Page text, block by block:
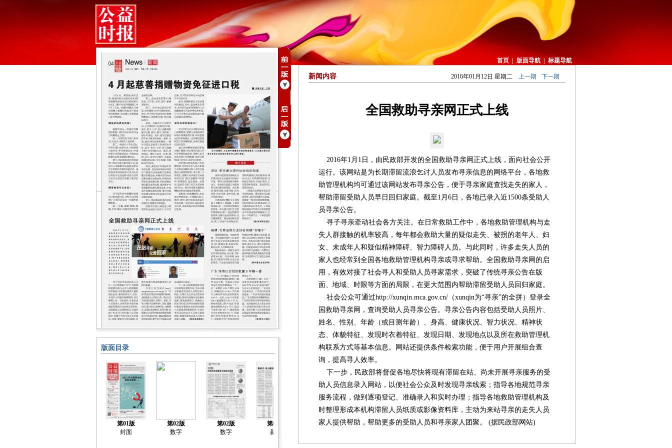
首页 版面导航 标题导航
版面目录
第01版
封面
第02版
数字
第02版
数字
第03版
新闻
第03版
第04版
第04版
第05版
第06版
新闻内容 2016年01月12日 星期二 上一期 下一期
全国救助寻亲网正式上线
2016年1月1日，由民政部开发的全国救助寻亲网正式上线，面向社会公开
运行。该网站是为长期滞留流浪乞讨人员发布寻亲信息的网络平台，各地救
助管理机构均可通过该网站发布寻亲公告，便于寻亲家庭查找走失的家人，
帮助滞留受助人员早日回归家庭。截至1月6日，各地已录入近1500条受助人
员寻亲公告。
寻子寻亲牵动社会各方关注。在日常救助工作中，各地救助管理机构与走
失人群接触的机率较高，每年都会救助大量的疑似走失、被拐的老年人、妇
女、未成年人和疑似精神障碍、智力障碍人员。与此同时，许多走失人员的
家人也经常到全国各地救助管理机构寻亲或寻求帮助。全国救助寻亲网的启
用，有效对接了社会寻人和受助人员寻家需求，突破了传统寻亲公告在版
面、地域、时限等方面的局限，在更大范围内帮助滞留受助人员回归家庭。
社会公众可通过http://xunqin.mca.gov.cn/（xunqin为“寻亲”的全拼）登录全
国救助寻亲网，查询受助人员寻亲公告。寻亲公告内容包括受助人员照片、
姓名、性别、年龄（或目测年龄）、身高、健康状况、智力状况、精神状
态、体貌特征、发现时衣着特征、发现日期、发现地点以及所在救助管理机
构联系方式等基本信息。网站还提供条件检索功能，便于用户开展组合查
询，提高寻人效率。
下一步，民政部将督促各地尽快将现有滞留在站、尚未开展寻亲服务的受
助人员信息录入网站，以便社会公众及时发现寻亲线索；指导各地规范寻亲
服务流程，做到逐项登记、准确录入和实时办理；指导各地救助管理机构及
时整理形成本机构滞留人员纸质或影像资料库，主动为来站寻亲的走失人员
家人提供帮助，帮助更多的受助人员和寻亲家人团聚。 (据民政部网站)